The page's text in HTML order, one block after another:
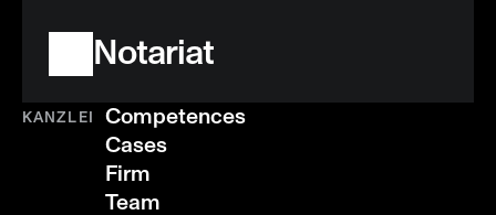
Notariat
KANZLEI
Competences
Cases
Firm
Team